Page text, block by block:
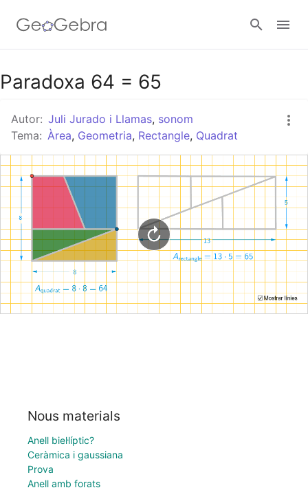
Google Classroom
Aula GeoGebra
Valideu-vos
Paradoxa 64 = 65
Autor: Juli Jurado i Llamas, sonom
Tema: Àrea, Geometria, Rectangle, Quadrat
Nous materials
Anell biel·líptic?
Ceràmica i gaussiana
Prova
Anell amb forats